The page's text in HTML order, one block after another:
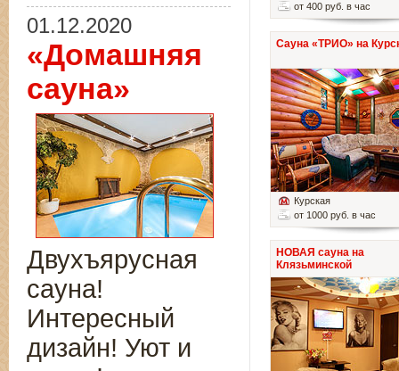
от 400 руб. в час
Сауна «ТРИО» на
Курская
от 1000 руб. в час
НОВАЯ сауна на
Клязьминской
01.12.2020
«Домашняя
сауна»
Двухъярусная
сауна!
Интересный
дизайн! Уют и